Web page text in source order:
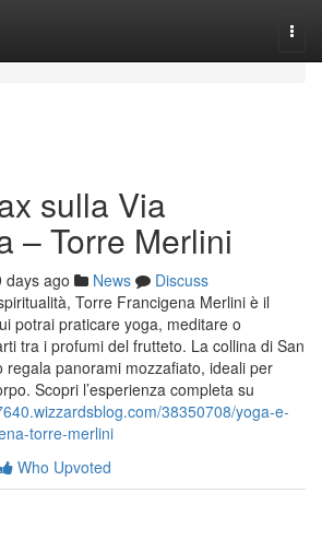
sulla Via
– Torre Merlini
days ago News
Discuss
Torre Francigena Merlini è il
potrai praticare yoga, meditare o
tra i profumi del frutteto. La collina di San
regala panorami mozzafiato, ideali per
Scopri l’esperienza completa su
38350708/yoga-e-
torre-merlini
Who Upvoted